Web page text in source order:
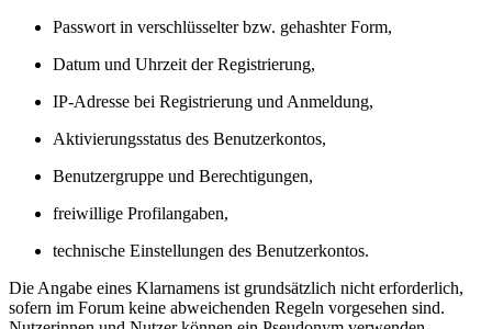
Passwort in verschlüsselter bzw. gehashter Form,
Datum und Uhrzeit der Registrierung,
IP-Adresse bei Registrierung und Anmeldung,
Aktivierungsstatus des Benutzerkontos,
Benutzergruppe und Berechtigungen,
freiwillige Profilangaben,
technische Einstellungen des Benutzerkontos.
Die Angabe eines Klarnamens ist grundsätzlich nicht erforderlich,
sofern im Forum keine abweichenden Regeln vorgesehen sind.